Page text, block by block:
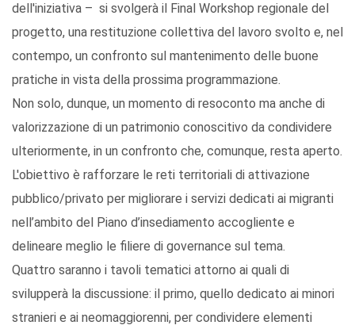
dell'iniziativa – si svolgerà il Final Workshop regionale del
progetto, una restituzione collettiva del lavoro svolto e, nel
contempo, un confronto sul mantenimento delle buone
pratiche in vista della prossima programmazione.
Non solo, dunque, un momento di resoconto ma anche di
valorizzazione di un patrimonio conoscitivo da condividere
ulteriormente, in un confronto che, comunque, resta aperto.
L'obiettivo è rafforzare le reti territoriali di attivazione
pubblico/privato per migliorare i servizi dedicati ai migranti
nell’ambito del Piano d’insediamento accogliente e
delineare meglio le filiere di governance sul tema.
Quattro saranno i tavoli tematici attorno ai quali di
svilupperà la discussione: il primo, quello dedicato ai minori
stranieri e ai neomaggiorenni, per condividere elementi